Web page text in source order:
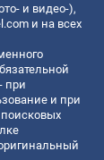
и видео-),
и на всех
при
и при